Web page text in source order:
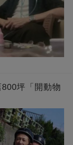
坪「開動物